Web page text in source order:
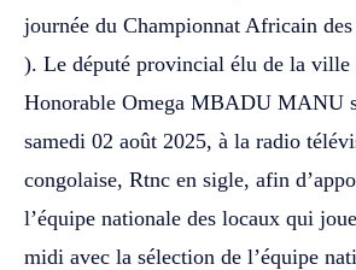
journée du Championnat Africain
). Le député provincial élu de la ville
Honorable Omega MBADU MANU
samedi 02 août 2025, à la radio
congolaise, Rtnc en sigle, afin
l’équipe nationale des locaux qui
midi avec la sélection de l’équipe